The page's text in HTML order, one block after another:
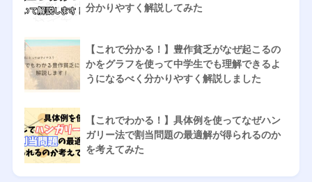
分かりやすく解説してみた
【これで分かる！】豊作貧乏がなぜ起こるの
かをグラフを使って中学生でも理解できるよ
うになるべく分かりやすく解説しました
【これでわかる！】具体例を使ってなぜハン
ガリー法で割当問題の最適解が得られるのか
を考えてみた